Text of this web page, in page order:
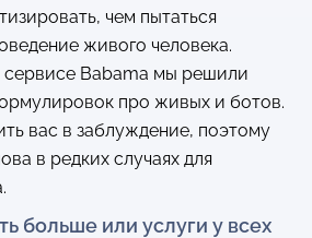
чем пытаться
живого человека.
Babama мы решили
про живых и ботов.
вас в заблуждение, поэтому
в редких случаях для
больше или услуги у всех